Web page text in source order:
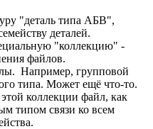
"деталь типа АБВ",
деталей.
"коллекцию" -
файлов.
Например, групповой
типа. Может ещё что-то.
коллекции файл, как
типом связи ко всем